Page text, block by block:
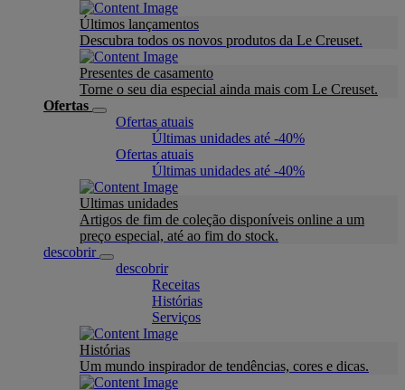
Últimos lançamentos
Descubra todos os novos produtos da Le Creuset.
Presentes de casamento
Torne o seu dia especial ainda mais com Le Creuset.
Ofertas
Ofertas atuais
Últimas unidades até -40%
Ofertas atuais
Últimas unidades até -40%
Ultimas unidades
Artigos de fim de coleção disponíveis online a um
preço especial, até ao fim do stock.
descobrir
descobrir
Receitas
Histórias
Serviços
Histórias
Um mundo inspirador de tendências, cores e dicas.